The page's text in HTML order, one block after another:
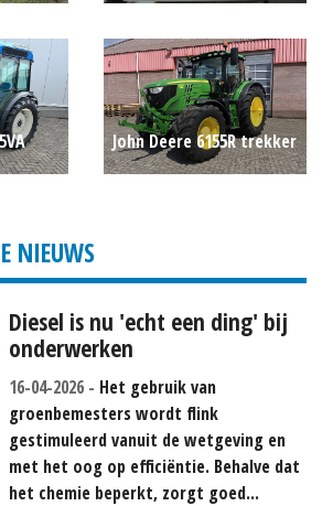
P.O.A.
John Deere 6155R trekker
NIEUWS
Diesel is nu 'echt een ding' bij
onderwerken
16-04-2026
Het gebruik van
groenbemesters wordt flink
gestimuleerd vanuit de wetgeving en
met het oog op efficiëntie. Behalve dat
het chemie beperkt, zorgt goed...